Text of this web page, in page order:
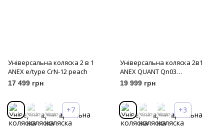
Універсальна коляска 2 в 1
ANEX e/type CrN-12 peach
17 499 грн
+7
Універсальна коляска 2в1
ANEX QUANT Qn03
flame/yellow
19 999 грн
+3